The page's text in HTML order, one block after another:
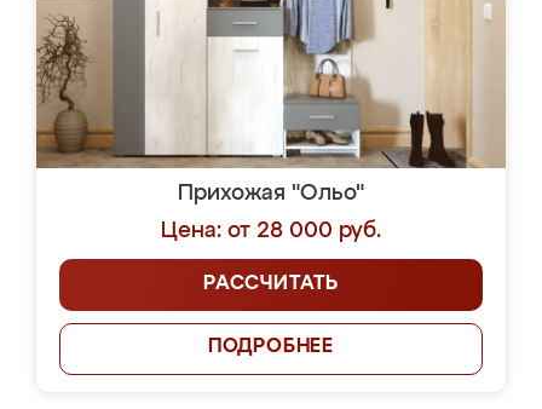
Прихожая "Ольо"
Цена: от 28 000 руб.
РАССЧИТАТЬ
ПОДРОБНЕЕ